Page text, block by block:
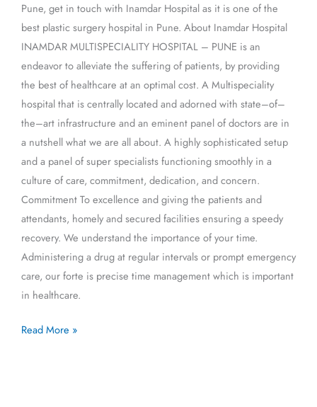
Pune, get in touch with Inamdar Hospital as it is one of the
best plastic surgery hospital in Pune. About Inamdar Hospital
INAMDAR MULTISPECIALITY HOSPITAL – PUNE is an
endeavor to alleviate the suffering of patients, by providing
the best of healthcare at an optimal cost. A Multispeciality
hospital that is centrally located and adorned with state–of–
the–art infrastructure and an eminent panel of doctors are in
a nutshell what we are all about. A highly sophisticated setup
and a panel of super specialists functioning smoothly in a
culture of care, commitment, dedication, and concern.
Commitment To excellence and giving the patients and
attendants, homely and secured facilities ensuring a speedy
recovery. We understand the importance of your time.
Administering a drug at regular intervals or prompt emergency
care, our forte is precise time management which is important
in healthcare.
Read More »